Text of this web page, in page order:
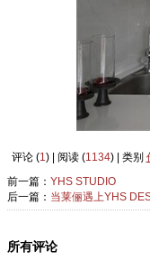
评论 (1) | 阅读 (1134) | 类别
前一篇： YHS STUDIO
后一篇： 当莱俪遇上YHS
所有评论